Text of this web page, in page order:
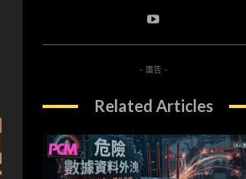
- 廣告 -
Related Articles